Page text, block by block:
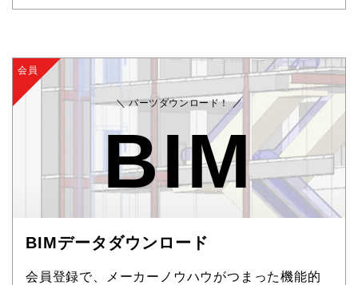
＼ パーツダウンロード！ ／
BIM
会員
BIMデータダウンロード
会員登録で、メーカーノウハウがつまった機能的